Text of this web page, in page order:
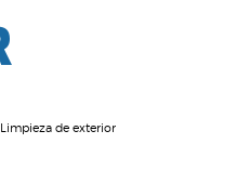
Limpieza de exterior